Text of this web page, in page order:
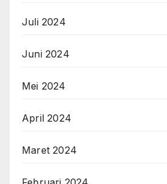
Juli 2024
Juni 2024
Mei 2024
April 2024
Maret 2024